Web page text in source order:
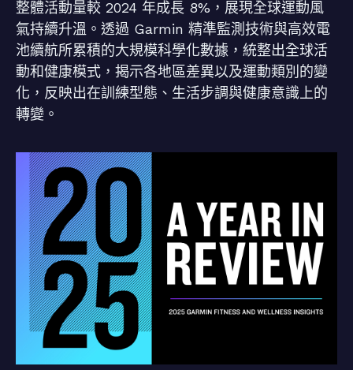
整體活動量較 2024 年成長 8%，展現全球運動風
氣持續升溫。透過 Garmin 精準監測技術與高效電
池續航所累積的大規模科學化數據，統整出全球活
動和健康模式，揭示各地區差異以及運動類別的變
化，反映出在訓練型態、生活步調與健康意識上的
轉變。